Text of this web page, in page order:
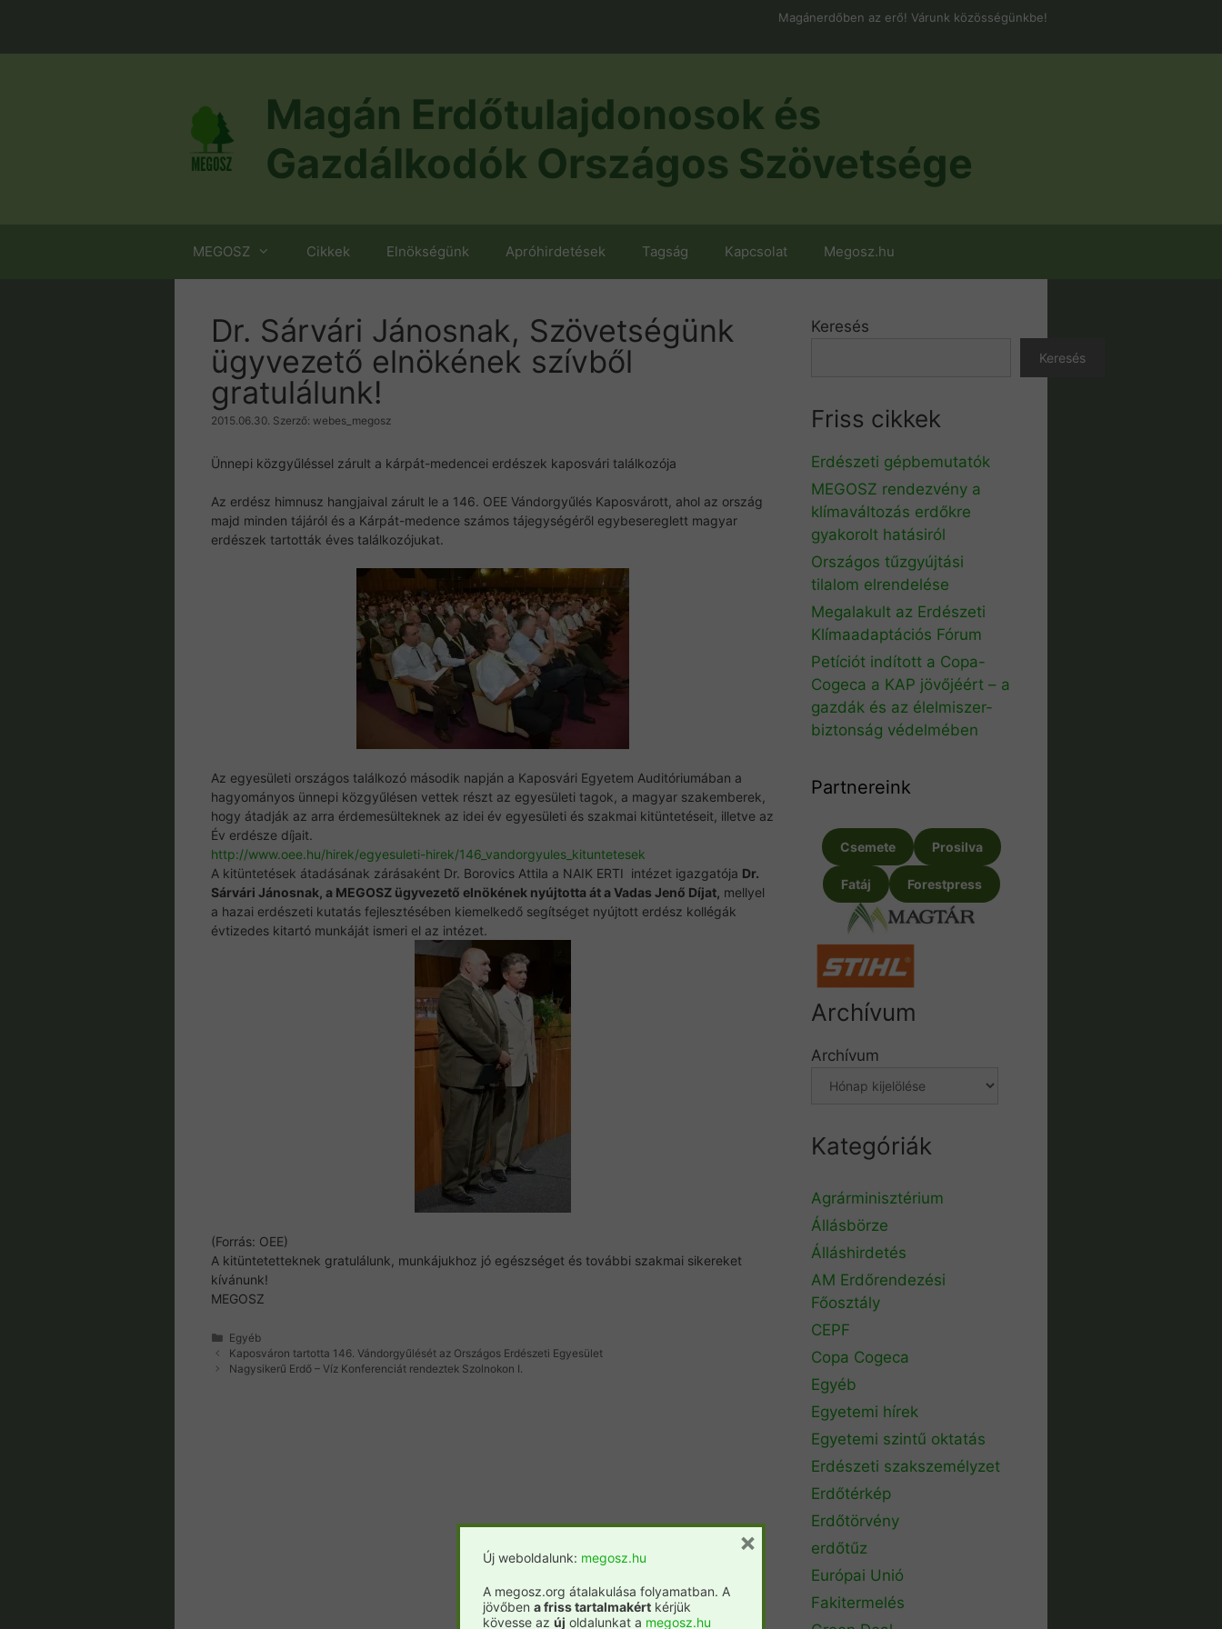
Magánerdőben az erő! Várunk közösségünkbe!
Magán Erdőtulajdonosok és
Gazdálkodók Országos Szövetsége
MEGOSZ Cikkek Elnökségünk Apróhirdetések Tagság Kapcsolat Megosz.hu
Dr. Sárvári Jánosnak, Szövetségünk
ügyvezető elnökének szívből
gratulálunk!
2015.06.30. Szerző: webes_megosz
Ünnepi közgyűléssel zárult a kárpát-medencei erdészek kaposvári találkozója
Az erdész himnusz hangjaival zárult le a 146. OEE Vándorgyűlés Kaposvárott, ahol az ország
majd minden tájáról és a Kárpát-medence számos tájegységéről egybesereglett magyar
erdészek tartották éves találkozójukat.
Az egyesületi országos találkozó második napján a Kaposvári Egyetem Auditóriumában a
hagyományos ünnepi közgyűlésen vettek részt az egyesületi tagok, a magyar szakemberek,
hogy átadják az arra érdemesülteknek az idei év egyesületi és szakmai kitüntetéseit, illetve az
Év erdésze díjait.
http://www.oee.hu/hirek/egyesuleti-hirek/146_vandorgyules_kituntetesek
A kitüntetések átadásának zárásaként Dr. Borovics Attila a NAIK ERTI intézet igazgatója Dr.
Sárvári Jánosnak, a MEGOSZ ügyvezető elnökének nyújtotta át a Vadas Jenő Díjat, mellyel
a hazai erdészeti kutatás fejlesztésében kiemelkedő segítséget nyújtott erdész kollégák
évtizedes kitartó munkáját ismeri el az intézet.
(Forrás: OEE)
A kitüntetetteknek gratulálunk, munkájukhoz jó egészséget és további szakmai sikereket
kívánunk!
MEGOSZ
Kategória
Egyéb
Kaposváron tartotta 146. Vándorgyűlését az Országos Erdészeti Egyesület
Nagysikerű Erdő – Víz Konferenciát rendeztek Szolnokon I.
Keresés
Keresés
Friss cikkek
Erdészeti gépbemutatók
MEGOSZ rendezvény a
klímaváltozás erdőkre
gyakorolt hatásiról
Országos tűzgyújtási
tilalom elrendelése
Megalakult az Erdészeti
Klímaadaptációs Fórum
Petíciót indított a Copa-
Cogeca a KAP jövőjéért – a
gazdák és az élelmiszer-
biztonság védelmében
Partnereink
Csemete Prosilva
Fatáj Forestpress
Archívum
Archívum
Kategóriák
Agrárminisztérium
Állásbörze
Álláshirdetés
AM Erdőrendezési
Főosztály
CEPF
Copa Cogeca
Egyéb
Egyetemi hírek
Egyetemi szintű oktatás
Erdészeti szakszemélyzet
Erdőtérkép
Erdőtörvény
erdőtűz
Európai Unió
Fakitermelés
Új weboldalunk: megosz.hu
A megosz.org átalakulása folyamatban. A
jövőben a friss tartalmakért kérjük
kövesse az új oldalunkat a megosz.hu
×